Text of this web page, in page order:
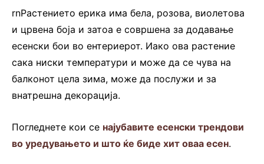
rnРастението ерика има бела, розова, виолетова
и црвена боја и затоа е совршена за додавање
есенски бои во ентериерот. Иако ова растение
сака ниски температури и може да се чува на
балконот цела зима, може да послужи и за
внатрешна декорација.
Погледнете кои се најубавите есенски трендови
во уредувањето и што ќе биде хит оваа есен.